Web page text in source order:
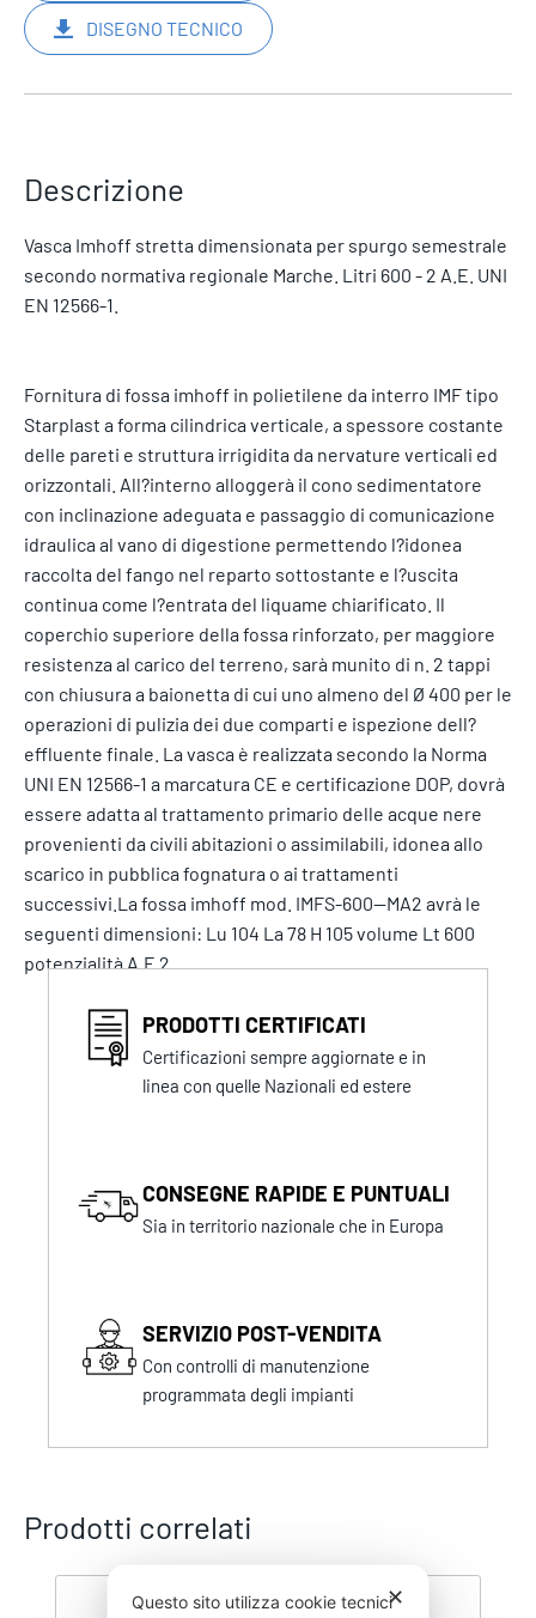
DISEGNO TECNICO
Descrizione
Vasca Imhoff stretta dimensionata per spurgo semestrale
secondo normativa regionale Marche. Litri 600 - 2 A.E. UNI
EN 12566-1.
Fornitura di fossa imhoff in polietilene da interro IMF tipo
Starplast a forma cilindrica verticale, a spessore costante
delle pareti e struttura irrigidita da nervature verticali ed
orizzontali. All?interno alloggerà il cono sedimentatore
con inclinazione adeguata e passaggio di comunicazione
idraulica al vano di digestione permettendo l?idonea
raccolta del fango nel reparto sottostante e l?uscita
continua come l?entrata del liquame chiarificato. Il
coperchio superiore della fossa rinforzato, per maggiore
resistenza al carico del terreno, sarà munito di n. 2 tappi
con chiusura a baionetta di cui uno almeno del Ø 400 per le
operazioni di pulizia dei due comparti e ispezione dell?
effluente finale. La vasca è realizzata secondo la Norma
UNI EN 12566-1 a marcatura CE e certificazione DOP, dovrà
essere adatta al trattamento primario delle acque nere
provenienti da civili abitazioni o assimilabili, idonea allo
scarico in pubblica fognatura o ai trattamenti
successivi.La fossa imhoff mod. IMFS-600--MA2 avrà le
seguenti dimensioni: Lu 104 La 78 H 105 volume Lt 600
potenzialità A.E 2
PRODOTTI CERTIFICATI
Certificazioni sempre aggiornate e in
linea con quelle Nazionali ed estere
CONSEGNE RAPIDE E PUNTUALI
Sia in territorio nazionale che in Europa
SERVIZIO POST-VENDITA
Con controlli di manutenzione
programmata degli impianti
Prodotti correlati
✕
Questo sito utilizza cookie tecnici